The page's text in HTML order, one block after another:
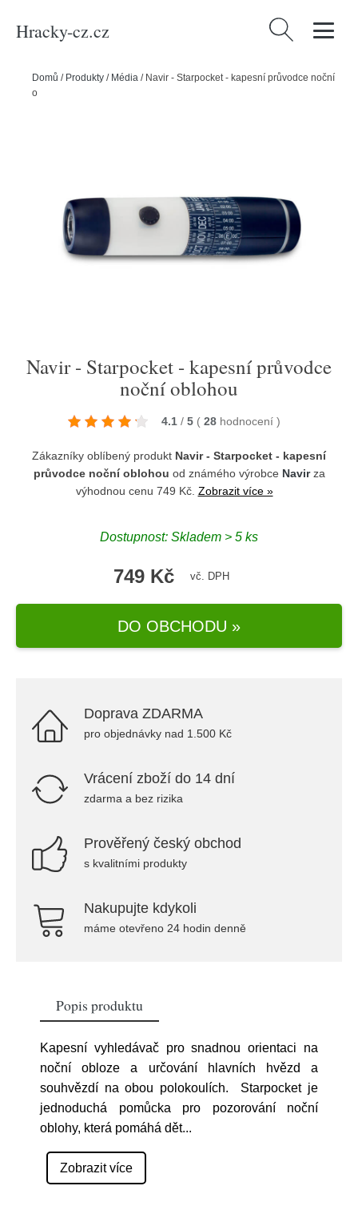
Hracky-cz.cz Vyhledávání
Domů / Produkty / Média / Navir - Starpocket - kapesní průvodce noční
oblohou
Navir - Starpocket - kapesní průvodce
noční oblohou
4.1 / 5 ( 28 hodnocení )
Zákazníky oblíbený produkt Navir - Starpocket - kapesní
průvodce noční oblohou od známého výrobce Navirza
výhodnou cenu 749 Kč. Zobrazit více »
Dostupnost: Skladem > 5 ks
749 Kč vč. DPH
DO OBCHODU »
Doprava ZDARMA
pro objednávky nad 1.500 Kč
Vrácení zboží do 14 dní
zdarma a bez rizika
Prověřený český obchod
s kvalitními produkty
Nakupujte kdykoli
máme otevřeno 24 hodin denně
Popis produktu
Kapesní vyhledávač pro snadnou orientaci na
noční obloze a určování hlavních hvězd a
souhvězdí na obou polokoulích. Starpocket je
jednoduchá pomůcka pro pozorování noční
oblohy, která pomáhá dět...
Zobrazit více